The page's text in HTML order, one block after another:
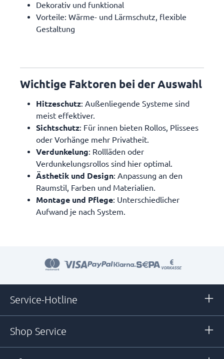
Dekorativ und funktional
Vorteile: Wärme- und Lärmschutz, flexible
Gestaltung
Wichtige Faktoren bei der Auswahl
Hitzeschutz: Außenliegende Systeme sind
meist effektiver.
Sichtschutz: Für innen bieten Rollos, Plissees
oder Vorhänge mehr Privatheit.
Verdunkelung: Rollläden oder
Verdunkelungsrollos sind hier optimal.
Ästhetik und Design: Anpassung an den
Raumstil, Farben und Materialien.
Montage und Pflege: Unterschiedlicher
Aufwand je nach System.
Service-Hotline
Shop Service